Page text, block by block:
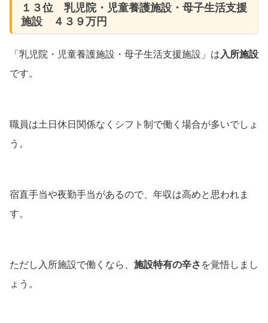
１３位 乳児院・児童養護施設・母子生活支援
施設 ４３９万円
「乳児院・児童養護施設・母子生活支援施設」は入所施設
です。
職員は土日休日関係なくシフト制で働く場合が多いでしょ
う。
宿直手当や夜勤手当があるので、年収は高めと思われま
す。
ただし入所施設で働くなら、 施設特有の辛さ を覚悟しまし
ょう。